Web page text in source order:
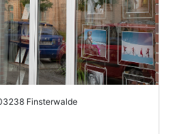
Finsterwalde